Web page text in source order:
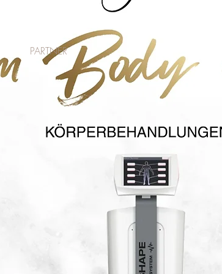
PARTNER